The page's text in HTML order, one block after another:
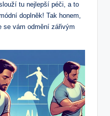
tu nejlepší péči, a to
doplněk! Tak honem,
se vám odmění zářivým